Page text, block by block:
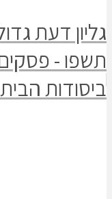
- פסקים
הבית